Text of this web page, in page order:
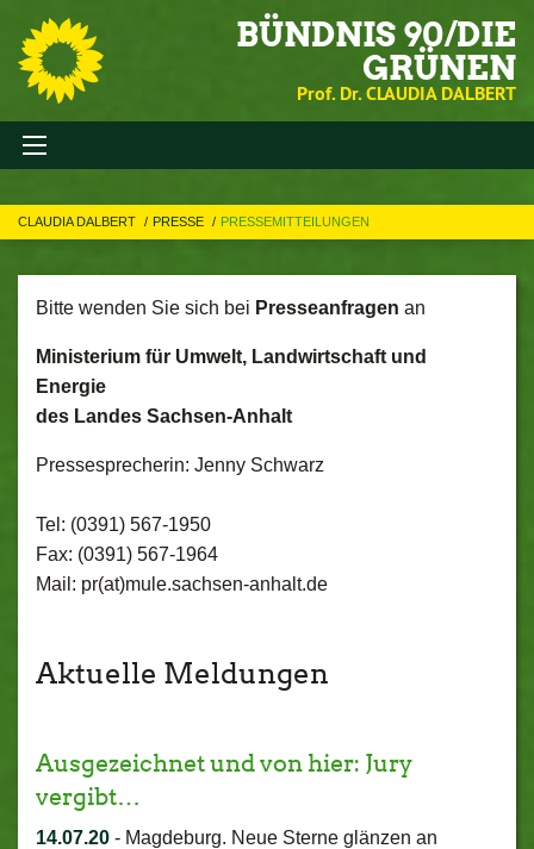
BÜNDNIS 90/DIE
GRÜNEN
Prof. Dr. CLAUDIA DALBERT
CLAUDIA DALBERT PRESSE PRESSEMITTEILUNGEN
Bitte wenden Sie sich bei Presseanfragen an
Ministerium für Umwelt, Landwirtschaft und
Energie
des Landes Sachsen-Anhalt
Pressesprecherin: Jenny Schwarz
Tel: (0391) 567-1950
Fax: (0391) 567-1964
Mail: pr(at)mule.sachsen-anhalt.de
Aktuelle Meldungen
Ausgezeichnet und von hier: Jury
vergibt…
14.07.20 - Magdeburg. Neue Sterne glänzen an